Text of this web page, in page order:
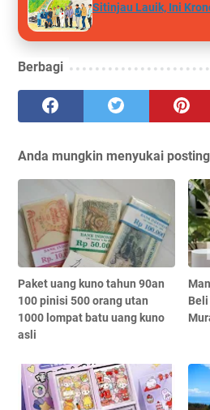
Sitinjau Lauik, Ini
Berbagi
Anda mungkin menyukai
Paket uang kuno tahun 90an
100 pinisi 500 orang utan
1000 lompat batu uang kuno
asli